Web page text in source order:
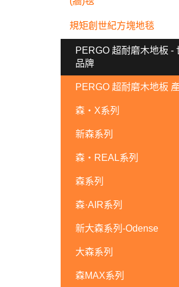
規矩創世紀方塊地毯
PERGO 超耐磨木地板 -
品牌
PERGO 超耐磨木地板
森・X系列
新森系列
森・REAL系列
森系列
森·AIR系列
新大森系列-Odense
大森系列
森MAX系列